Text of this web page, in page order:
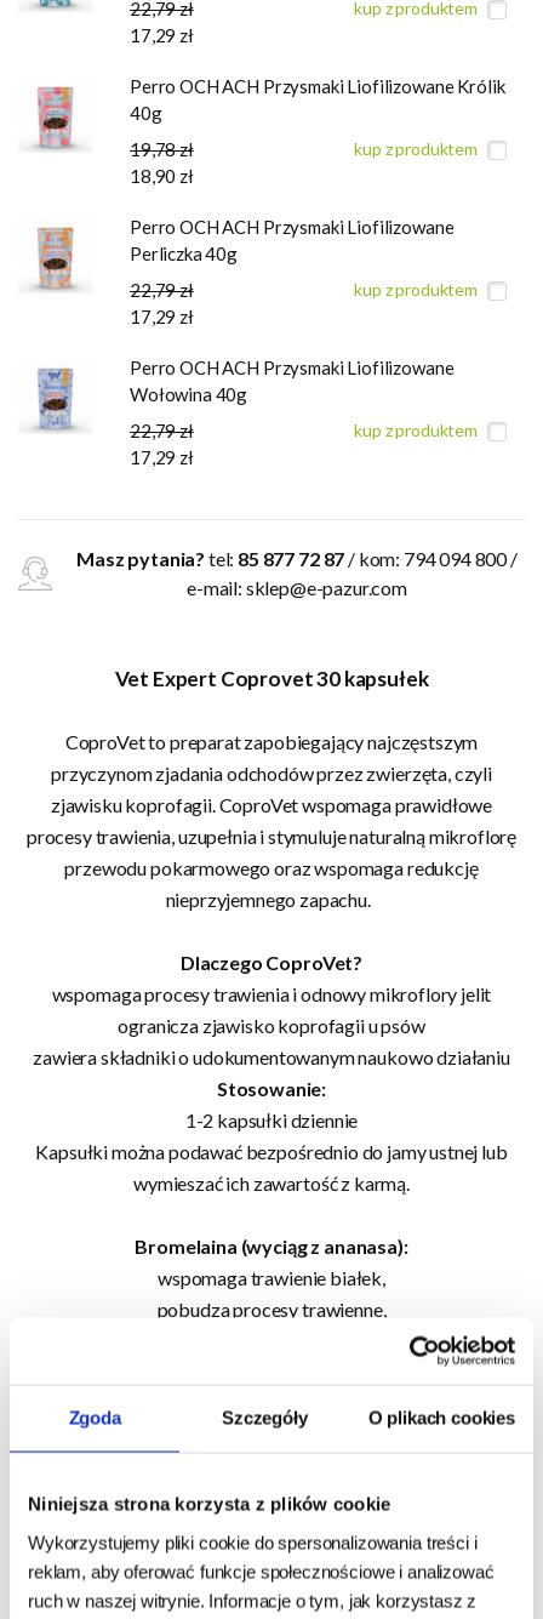
Zgoda Szczegóły O plikach cookies
Niniejsza strona korzysta z plików cookie
Wykorzystujemy pliki cookie do spersonalizowania treści i
reklam, aby oferować funkcje społecznościowe i analizować
ruch w naszej witrynie. Informacje o tym, jak korzystasz z
22,79 zł
17,29 zł
kup z produktem
Perro OCH ACH Przysmaki Liofilizowane Królik
40g
19,78 zł
18,90 zł
kup z produktem
Perro OCH ACH Przysmaki Liofilizowane
Perliczka 40g
22,79 zł
17,29 zł
kup z produktem
Perro OCH ACH Przysmaki Liofilizowane
Wołowina 40g
22,79 zł
17,29 zł
kup z produktem
Masz pytania? tel: 85 877 72 87 / kom: 794 094 800 /
e-mail: sklep@e-pazur.com
Vet Expert Coprovet 30 kapsułek
CoproVet to preparat zapobiegający najczęstszym
przyczynom zjadania odchodów przez zwierzęta, czyli
zjawisku koprofagii. CoproVet wspomaga prawidłowe
procesy trawienia, uzupełnia i stymuluje naturalną mikroflorę
przewodu pokarmowego oraz wspomaga redukcję
nieprzyjemnego zapachu.
Dlaczego CoproVet?
wspomaga procesy trawienia i odnowy mikroflory jelit
ogranicza zjawisko koprofagii u psów
zawiera składniki o udokumentowanym naukowo działaniu
Stosowanie:
1-2 kapsułki dziennie
Kapsułki można podawać bezpośrednio do jamy ustnej lub
wymieszać ich zawartość z karmą.
Bromelaina (wyciąg z ananasa):
wspomaga trawienie białek,
pobudza procesy trawienne,
zapobiega zaburzeniom wchłaniania.
Lactobacillus rhamnosus - bakterie probiotyczne
jednoczesnym ograniczeniu bakterii potencjalnie
Enterococcus faecium - bakterie probiotyczne
korzystnych do potencjalnie szkodliwych w jelicie.
Fruktooligosacharydy (FOS) - prebiotyki, stymulują wzrost